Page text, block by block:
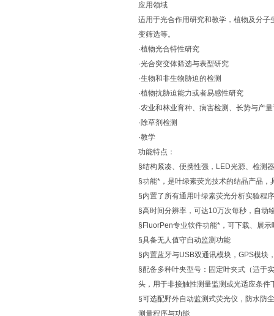
应用领域
适用于光合作用研究和教学，植物及分
变筛选等。
·植物光合特性研究
·光合突变体筛选与表型研究
·生物和非生物胁迫的检测
·植物抗胁迫能力或者易感性研究
·农业和林业育种、病害检测、长势与产
·除草剂检测
·教学
功能特点：
§结构紧凑、便携性强，LED光源、检测
§功能*，是叶绿素荧光技术的结晶产品
§内置了所有通用叶绿素荧光分析实验程
§高时间分辨率，可达10万次每秒，自动
§FluorPen专业软件功能*，可下载、展
§具备无人值守自动监测功能
§内置蓝牙与USB双通讯模块，GPS模块
§配备多种叶夹型号：固定叶夹式（适于
头，用于非接触性测量监测或光适应条
§可选配野外自动监测式荧光仪，防水防
测量程序与功能